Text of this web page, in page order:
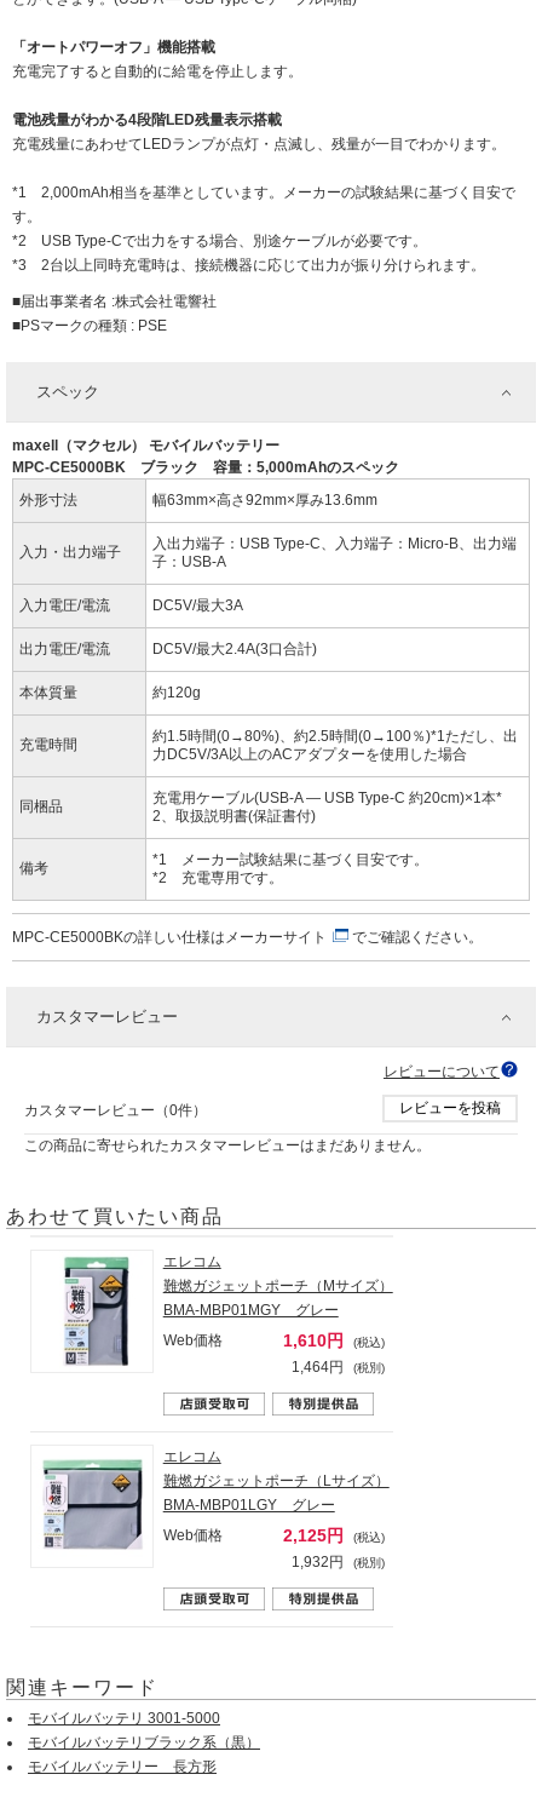
「オートパワーオフ」機能搭載
充電完了すると自動的に給電を停止します。
電池残量がわかる4段階LED残量表示搭載
充電残量にあわせてLEDランプが点灯・点滅し、残量が一目でわかります。
*1 2,000mAh相当を基準としています。メーカーの試験結果に基づく目安で
す。
*2 USB Type-Cで出力をする場合、別途ケーブルが必要です。
*3 2台以上同時充電時は、接続機器に応じて出力が振り分けられます。
■届出事業者名 :株式会社電響社
■PSマークの種類 : PSE
スペック
maxell（マクセル） モバイルバッテリー
MPC-CE5000BK ブラック 容量：5,000mAhのスペック
外形寸法
幅63mm×高さ92mm×厚み13.6mm
入力・出力端子
入出力端子：USB Type-C、入力端子：Micro-B、出力端
子：USB-A
入力電圧/電流 DC5V/最大3A
出力電圧/電流 DC5V/最大2.4A(3口合計)
本体質量 約120g
充電時間
約1.5時間(0→80%)、約2.5時間(0→100％)*1ただし、出
力DC5V/3A以上のACアダプターを使用した場合
同梱品
充電用ケーブル(USB-A ― USB Type-C 約20cm)×1本*
2、取扱説明書(保証書付)
備考
*1 メーカー試験結果に基づく目安です。
*2 充電専用です。
MPC-CE5000BKの詳しい仕様は メーカーサイト でご確認ください。
カスタマーレビュー
レビューについて
カスタマーレビュー（0件） レビューを投稿
この商品に寄せられたカスタマーレビューはまだありません。
あわせて買いたい商品
エレコム
難燃ガジェットポーチ（Mサイズ）
BMA-MBP01MGY グレー
Web価格
1,610円 (税込)
1,464円 (税別)
エレコム
難燃ガジェットポーチ（Lサイズ）
BMA-MBP01LGY グレー
Web価格
2,125円 (税込)
1,932円 (税別)
関連キーワード
モバイルバッテリ 3001-5000
モバイルバッテリブラック系（黒）
モバイルバッテリー 長方形